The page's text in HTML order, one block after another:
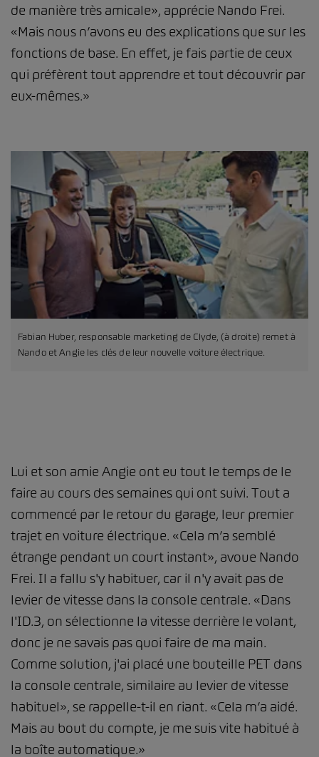
de manière très amicale», apprécie Nando Frei.
«Mais nous n’avons eu des explications que sur les
fonctions de base. En effet, je fais partie de ceux
qui préfèrent tout apprendre et tout découvrir par
eux-mêmes.»
Fabian Huber, responsable marketing de Clyde, (à droite) remet à
Nando et Angie les clés de leur nouvelle voiture électrique.
Lui et son amie Angie ont eu tout le temps de le
faire au cours des semaines qui ont suivi. Tout a
commencé par le retour du garage, leur premier
trajet en voiture électrique. «Cela m’a semblé
étrange pendant un court instant», avoue Nando
Frei. Il a fallu s'y habituer, car il n'y avait pas de
levier de vitesse dans la console centrale. «Dans
l'ID.3, on sélectionne la vitesse derrière le volant,
donc je ne savais pas quoi faire de ma main.
Comme solution, j'ai placé une bouteille PET dans
la console centrale, similaire au levier de vitesse
habituel», se rappelle-t-il en riant. «Cela m’a aidé.
Mais au bout du compte, je me suis vite habitué à
la boîte automatique.»